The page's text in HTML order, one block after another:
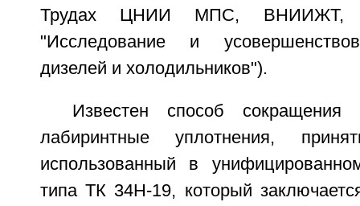
Трудах ЦНИИ МПС, ВНИИЖТ,
"Исследование и
дизелей и холодильников").
Известен способ сокращения
лабиринтные уплотнения,
использованный в
типа ТК 34Н-19, который